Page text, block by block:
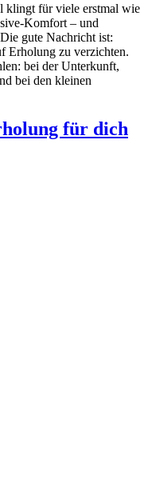
klingt für viele erstmal wie
Komfort – und
gute Nachricht ist:
Erholung zu verzichten.
bei der Unterkunft,
bei den kleinen
für dich